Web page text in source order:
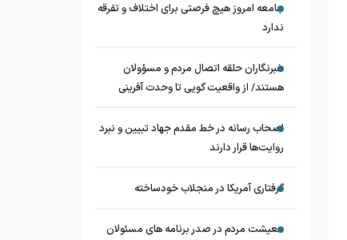
جامعه امروز هیچ فرصتی برای اختلاف و تفرقه
ندارد
خبرنگاران حلقه اتصال مردم و مسؤولان
هستند/ از واقعیت گویی تا وحدت آفرینی
اصحاب رسانه در خط مقدم جهاد تبیین و نبرد
روایت‌ها قرار دارند
گرفتاری آمریکا در منجلاب خودساخته
معیشت مردم در صدر برنامه های مسئولان